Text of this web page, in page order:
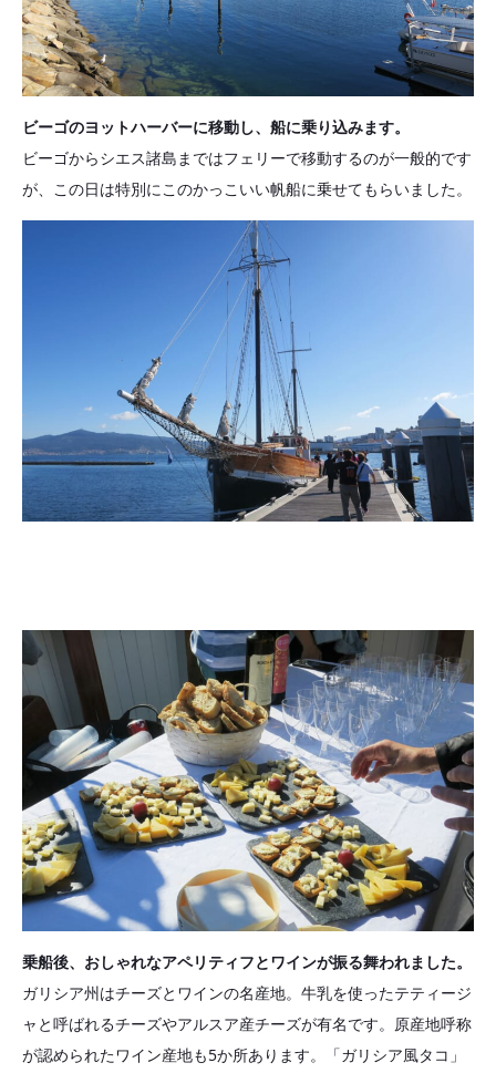
ビーゴのヨットハーバーに移動し、船に乗り込みます。
ビーゴからシエス諸島まではフェリーで移動するのが一般的です
が、この日は特別にこのかっこいい帆船に乗せてもらいました。
乗船後、おしゃれなアペリティフとワインが振る舞われました。
ガリシア州はチーズとワインの名産地。牛乳を使ったテティージ
ャと呼ばれるチーズやアルスア産チーズが有名です。原産地呼称
が認められたワイン産地も5か所あります。「ガリシア風タコ」